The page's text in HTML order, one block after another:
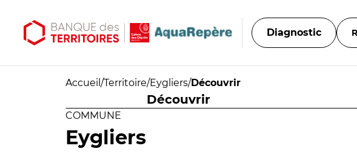
Diagnostic
Accueil /Territoire/Eygliers/Découvrir
Découvrir
COMMUNE
Eygliers